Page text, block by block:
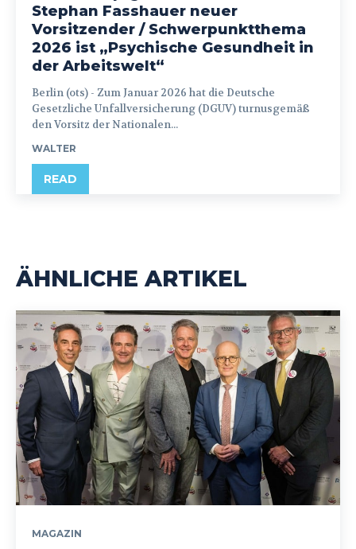
Stephan Fasshauer neuer
Vorsitzender / Schwerpunktthema
2026 ist „Psychische Gesundheit in
der Arbeitswelt“
Berlin (ots) - Zum Januar 2026 hat die Deutsche
Gesetzliche Unfallversicherung (DGUV) turnusgemäß
den Vorsitz der Nationalen...
WALTER
READ
ÄHNLICHE ARTIKEL
MAGAZIN